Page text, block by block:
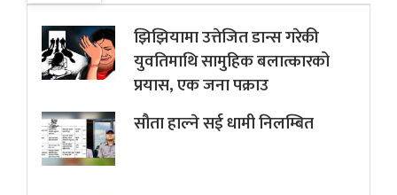
झिझियामा उत्तेजित डान्स गरेकी
युवतिमाथि सामुहिक बलात्कारको
प्रयास, एक जना पक्राउ
सौता हाल्ने सई धामी निलम्बित